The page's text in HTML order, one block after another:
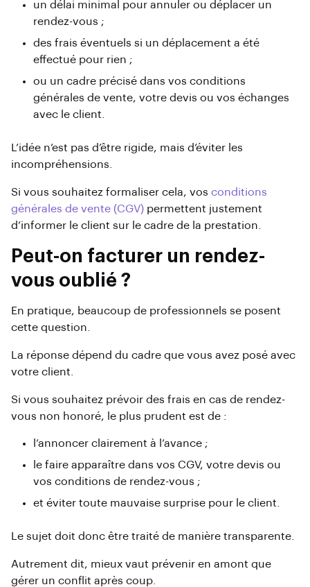
un délai minimal pour annuler ou déplacer un
rendez-vous ;
des frais éventuels si un déplacement a été
effectué pour rien ;
ou un cadre précisé dans vos conditions
générales de vente, votre devis ou vos échanges
avec le client.
L’idée n’est pas d’être rigide, mais d’éviter les
incompréhensions.
Si vous souhaitez formaliser cela, vos conditions
générales de vente (CGV) permettent justement
d’informer le client sur le cadre de la prestation.
Peut-on facturer un rendez-
vous oublié ?
En pratique, beaucoup de professionnels se posent
cette question.
La réponse dépend du cadre que vous avez posé avec
votre client.
Si vous souhaitez prévoir des frais en cas de rendez-
vous non honoré, le plus prudent est de :
l’annoncer clairement à l’avance ;
le faire apparaître dans vos CGV, votre devis ou
vos conditions de rendez-vous ;
et éviter toute mauvaise surprise pour le client.
Le sujet doit donc être traité de manière transparente.
Autrement dit, mieux vaut prévenir en amont que
gérer un conflit après coup.